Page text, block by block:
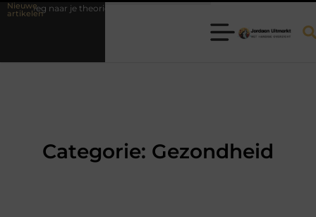
Nieuwe
artikelen
je theorie-examen
Categorie: Gezondheid